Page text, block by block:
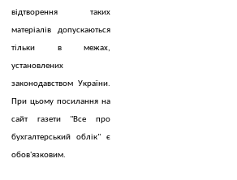
відтворення таких
матеріалів допускаються
тільки в межах,
установлених
законодавством України.
При цьому посилання на
сайт газети "Все про
бухгалтерський облік" є
обов'язковим.